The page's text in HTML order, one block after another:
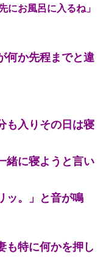
にお風呂に入るね」
何か先程までと違
も入りその日は寝
緒に寝ようと言い
ッ。」と音が鳴
も特に何かを押し